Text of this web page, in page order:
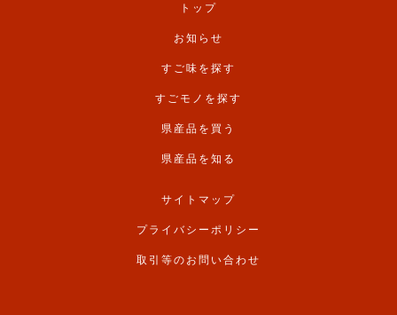
トップ
お知らせ
すご味を探す
すごモノを探す
県産品を買う
県産品を知る
サイトマップ
プライバシーポリシー
取引等のお問い合わせ